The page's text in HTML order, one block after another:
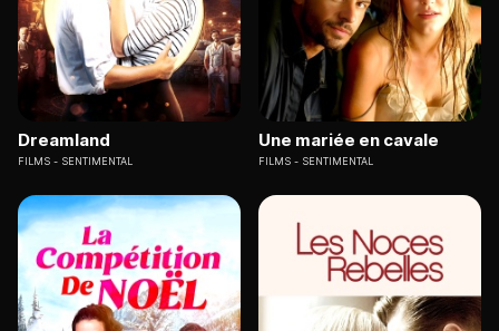
Dreamland
FILMS SENTIMENTAL
Une mariée en cavale
FILMS SENTIMENTAL